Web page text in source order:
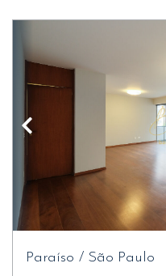
Paraíso / São Paulo